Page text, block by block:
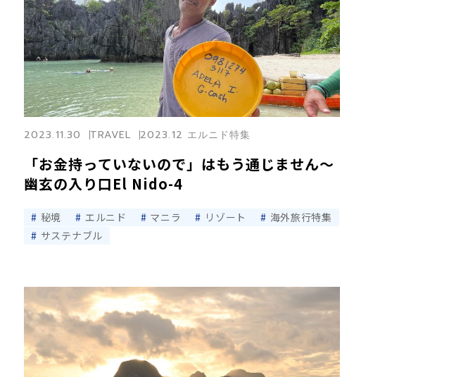
「お金持っていないので」はもう通じません〜
幽玄の入り口El Nido-4
2023.11.30 TRAVEL 2023.12 エルニド特集
秘境 エルニド マニラ リゾート
海外旅行特集
サステナブル